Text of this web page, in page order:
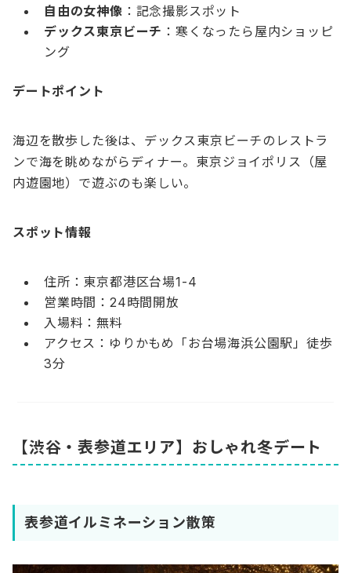
自由の女神像 ：記念撮影スポット
デックス東京ビーチ ：寒くなったら屋内ショッピ
ング
デートポイント
海辺を散歩した後は、デックス東京ビーチのレストラ
ンで海を眺めながらディナー。東京ジョイポリス（屋
内遊園地）で遊ぶのも楽しい。
スポット情報
住所：東京都港区台場1-4
営業時間：24時間開放
入場料：無料
アクセス：ゆりかもめ「お台場海浜公園駅」徒歩
3分
【渋谷・表参道エリア】おしゃれ冬デート
表参道イルミネーション散策